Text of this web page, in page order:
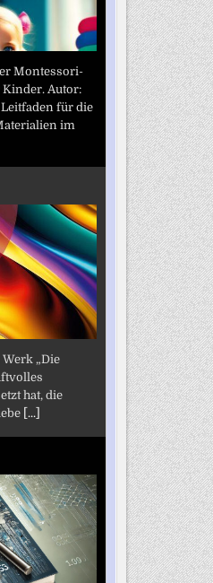
Montessori-
Autor:
für die
im
„Die
hat, die
[...]